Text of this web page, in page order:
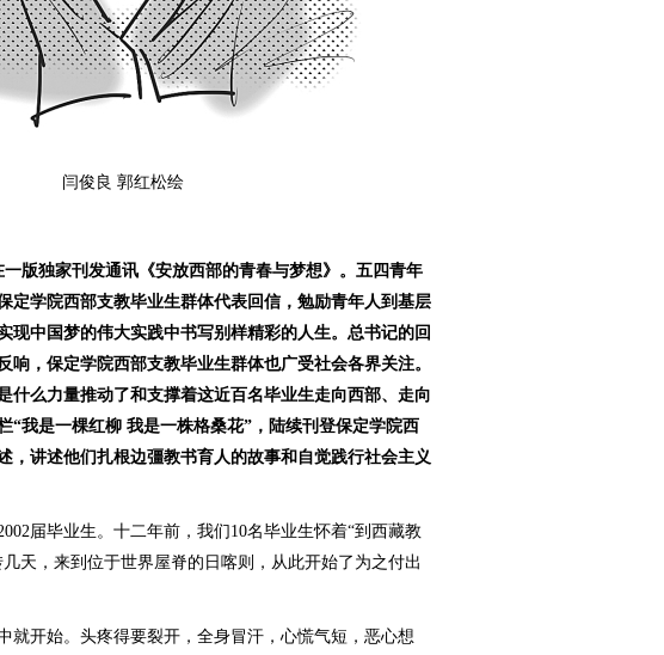
闫俊良 郭红松绘
独家刊发通讯《安放西部的青春与梦想》。五四青年
定学院西部支教毕业生群体代表回信，勉励青年人到基层
现中国梦的伟大实践中书写别样精彩的人生。总书记的回
响，保定学院西部支教毕业生群体也广受社会各界关注。
什么力量推动了和支撑着这近百名毕业生走向西部、走向
“我是一棵红柳 我是一株格桑花”，陆续刊登保定学院西
，讲述他们扎根边彊教书育人的故事和自觉践行社会主义
届毕业生。十二年前，我们10名毕业生怀着“到西藏教
天，来到位于世界屋脊的日喀则，从此开始了为之付出
开始。头疼得要裂开，全身冒汗，心慌气短，恶心想